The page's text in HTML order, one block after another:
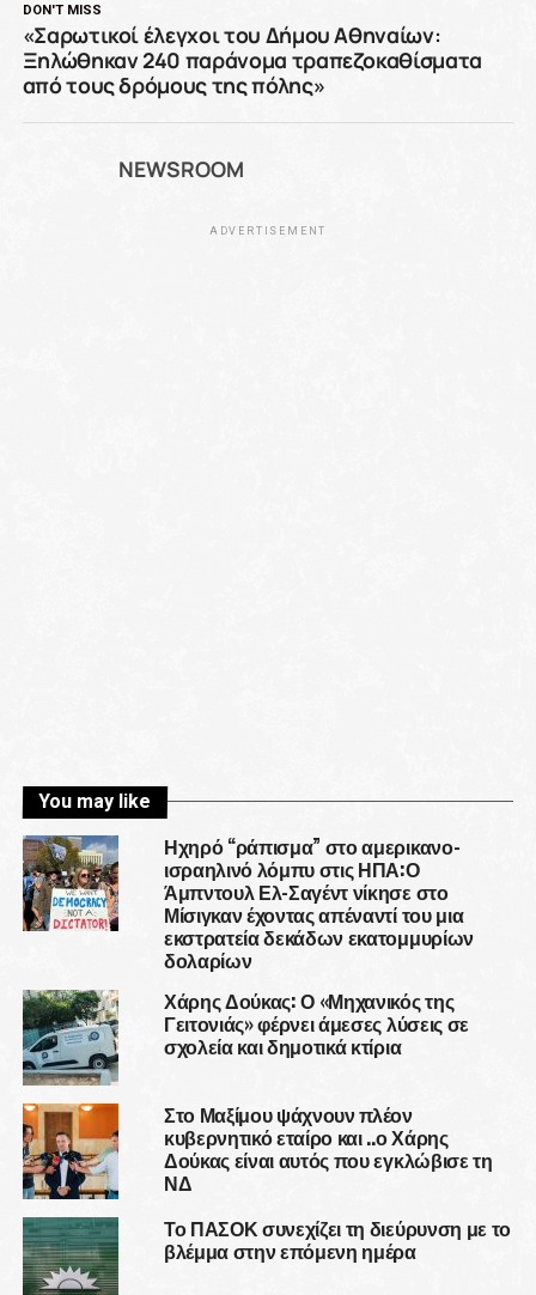
DON'T MISS
«Σαρωτικοί έλεγχοι του Δήμου Αθηναίων:
Ξηλώθηκαν 240 παράνομα τραπεζοκαθίσματα
από τους δρόμους της πόλης»
NEWSROOM
ADVERTISEMENT
You may like
Ηχηρό “ράπισμα” στο αμερικανο-
ισραηλινό λόμπυ στις ΗΠΑ:Ο
Άμπντουλ Ελ-Σαγέντ νίκησε στο
Μίσιγκαν έχοντας απέναντί του μια
εκστρατεία δεκάδων εκατομμυρίων
δολαρίων
Χάρης Δούκας: Ο «Μηχανικός της
Γειτονιάς» φέρνει άμεσες λύσεις σε
σχολεία και δημοτικά κτίρια
Στο Μαξίμου ψάχνουν πλέον
κυβερνητικό εταίρο και ..ο Χάρης
Δούκας είναι αυτός που εγκλώβισε τη
ΝΔ
Το ΠΑΣΟΚ συνεχίζει τη διεύρυνση με το
βλέμμα στην επόμενη ημέρα